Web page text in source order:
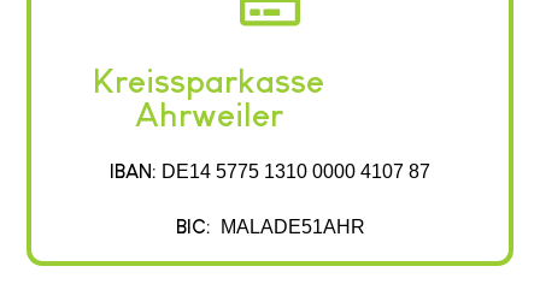
Kreissparkasse
Ahrweiler
IBAN: DE14 5775 1310 0000 4107 87
BIC: MALADE51AHR